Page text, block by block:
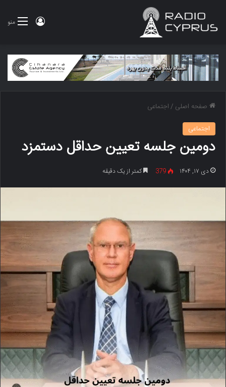
منو ورود
صفحه اصلی /اجتماعی
اجتماعی
دومین جلسه تعیین حداقل دستمزد
دی ۱۷, ۱۴۰۴ 379 کمتر از یک دقیقه